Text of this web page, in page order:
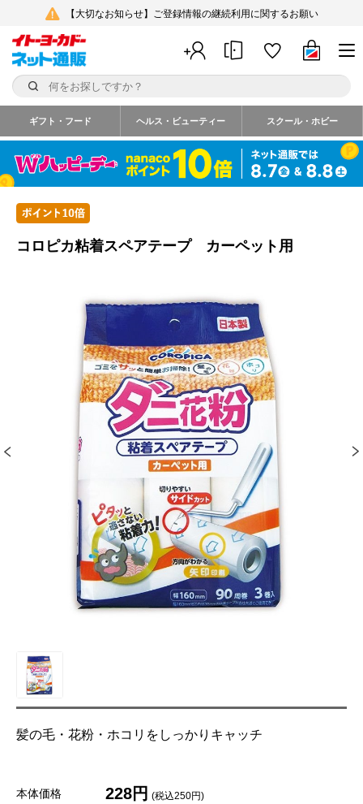
【大切なお知らせ】ご登録情報の継続利用に関するお願い
ギフト・フード ヘルス・ビューティー スクール・ホビー
コロピカ粘着スペアテープ カーペット用
髪の毛・花粉・ホコリをしっかりキャッチ
本体価格 228円 (税込250円)